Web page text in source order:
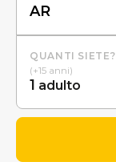
QUANTI SIETE?
(+15 anni)
1 adulto